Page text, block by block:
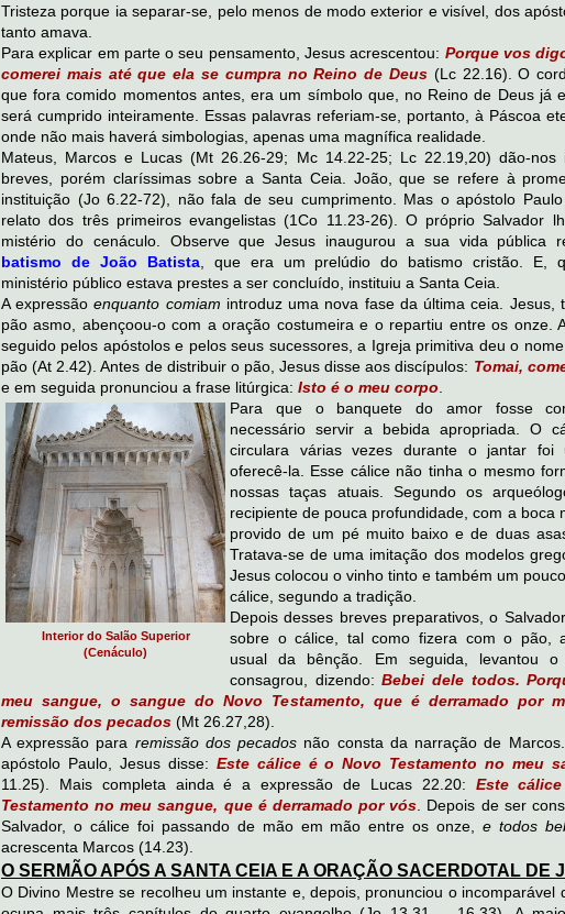
Tristeza porque ia separar-se, pelo menos de modo exterior e visível, dos
tanto amava.
Para explicar em parte o seu pensamento, Jesus acrescentou: Porque vos
comerei mais até que ela se cumpra no Reino de Deus (Lc 22.16). O
que fora comido momentos antes, era um símbolo que, no Reino de Deus já
será cumprido inteiramente. Essas palavras referiam-se, portanto, à Páscoa
onde não mais haverá simbologias, apenas uma magnífica realidade.
Mateus, Marcos e Lucas (Mt 26.26-29; Mc 14.22-25; Lc 22.19,20) dão-nos
breves, porém claríssimas sobre a Santa Ceia. João, que se refere à
instituição (Jo 6.22-72), não fala de seu cumprimento. Mas o apóstolo
relato dos três primeiros evangelistas (1Co 11.23-26). O próprio Salvador
mistério do cenáculo. Observe que Jesus inaugurou a sua vida pública
batismo de João Batista, que era um prelúdio do batismo cristão. E,
ministério público estava prestes a ser concluído, instituiu a Santa Ceia.
A expressãoenquanto comiam introduz uma nova fase da última ceia. Jesus,
pão asmo, abençoou-o com a oração costumeira e o repartiu entre os onze.
seguido pelos apóstolos e pelos seus sucessores, a Igreja primitiva deu o
pão (At 2.42). Antes de distribuir o pão, Jesus disse aos discípulos: Tomai,
e em seguida pronunciou a frase litúrgica: Isto é o meu corpo
Interior do Salão Superior
(Cenáculo)
Para que o banquete do amor fosse
necessário servir a bebida apropriada. O
circulara várias vezes durante o jantar foi
oferecê-la. Esse cálice não tinha o mesmo
nossas taças atuais. Segundo os
recipiente de pouca profundidade, com a boca
provido de um pé muito baixo e de duas
Tratava-se de uma imitação dos modelos
Jesus colocou o vinho tinto e também um
cálice, segundo a tradição.
Depois desses breves preparativos, o
sobre o cálice, tal como fizera com o pão,
usual da bênção. Em seguida, levantou
consagrou, dizendo:Bebei dele todos.
meu sangue, o sangue do Novo Testamento, que é derramado por
remissão dos pecados (Mt 26.27,28).
A expressão para remissão dos pecados não consta da narração de
apóstolo Paulo, Jesus disse: Este cálice é o Novo Testamento no meu
11.25). Mais completa ainda é a expressão de Lucas 22.20: Este
Testamento no meu sangue, que é derramado por vós . Depois de ser
Salvador, o cálice foi passando de mão em mão entre os onze,e todos
acrescenta Marcos (14.23).
O SERMÃO APÓS A SANTA CEIA E A ORAÇÃO SACERDOTAL DE
O Divino Mestre se recolheu um instante e, depois, pronunciou o incomparável